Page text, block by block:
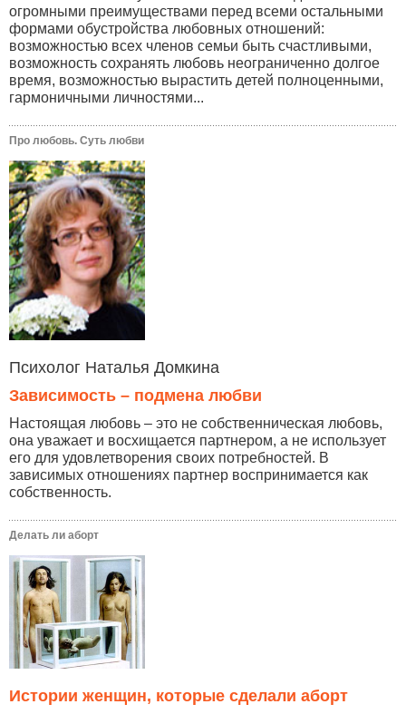
огромными преимуществами перед всеми остальными
формами обустройства любовных отношений:
возможностью всех членов семьи быть счастливыми,
возможность сохранять любовь неограниченно долгое
время, возможностью вырастить детей полноценными,
гармоничными личностями...
Про любовь. Суть любви
Психолог Наталья Домкина
Зависимость – подмена любви
Настоящая любовь – это не собственническая любовь,
она уважает и восхищается партнером, а не использует
его для удовлетворения своих потребностей. В
зависимых отношениях партнер воспринимается как
собственность.
Делать ли аборт
Истории женщин, которые сделали аборт